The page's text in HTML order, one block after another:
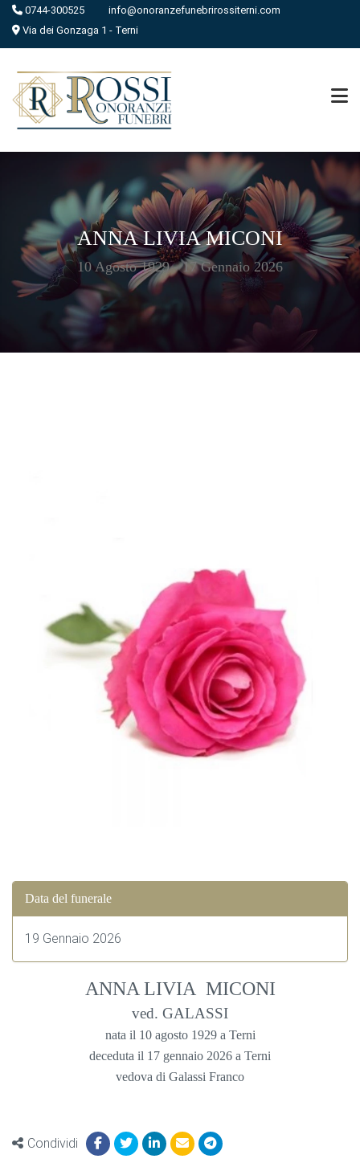
0744-300525
info@onoranzefunebrirossiterni.com
Via dei Gonzaga 1 - Terni
ANNA LIVIA MICONI
10 Agosto 1929 - 17 Gennaio 2026
Data del funerale
19 Gennaio 2026
ANNA LIVIA MICONI
ved. GALASSI
nata il 10 agosto 1929 a Terni
deceduta il 17 gennaio 2026 a Terni
vedova di Galassi Franco
Condividi